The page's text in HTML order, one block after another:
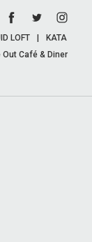
LOFT
KATA
Out Café & Diner